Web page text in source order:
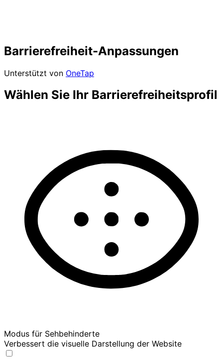
Barrierefreiheit-Anpassungen
Unterstützt von OneTap
Wählen Sie Ihr Barrierefreiheitsprofil
Modus für Sehbehinderte
Verbessert die visuelle Darstellung der Website